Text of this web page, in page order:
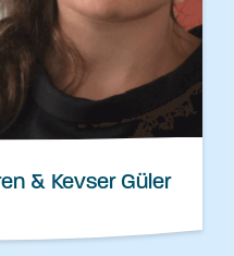
& Kevser Güler